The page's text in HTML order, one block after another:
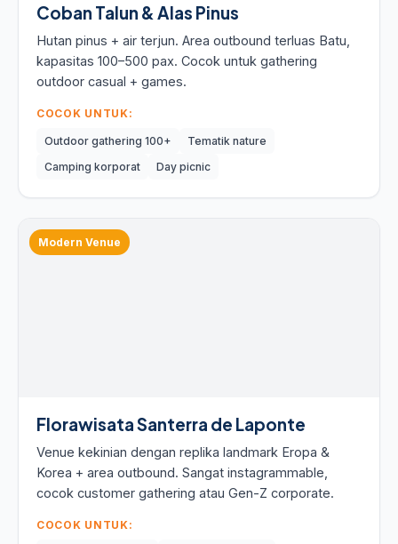
Coban Talun & Alas Pinus
Hutan pinus + air terjun. Area outbound terluas Batu,
kapasitas 100–500 pax. Cocok untuk gathering
outdoor casual + games.
COCOK UNTUK:
Outdoor gathering 100+
Tematik nature
Camping korporat
Day picnic
Modern Venue
Florawisata Santerra de Laponte
Venue kekinian dengan replika landmark Eropa &
Korea + area outbound. Sangat instagrammable,
cocok customer gathering atau Gen-Z corporate.
COCOK UNTUK: